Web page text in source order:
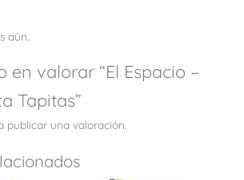
aún.
en valorar “El Espacio –
Tapitas”
publicar una valoración.